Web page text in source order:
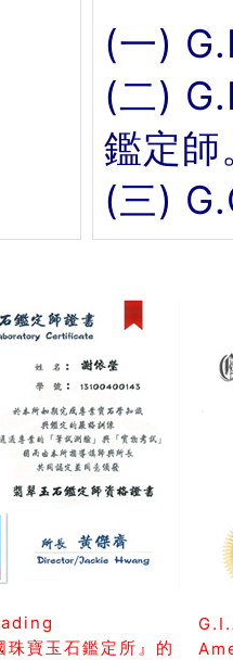
(一)
(二)
鑑定師
(三)
寶玉石鑑定所』的